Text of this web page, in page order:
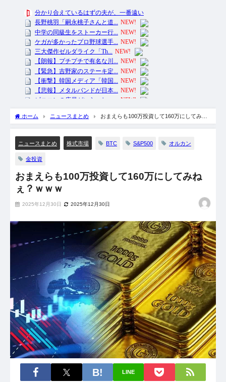
ホーム ニュースまとめ
おまえらも100万投資して160万にしてみね
ニュースまとめ 株式市場 BTC S&P500 オルカン
金投資
おまえらも100万投資して160万にしてみね
ぇ？ｗｗｗ
2025年12月30日 2025年12月30日
LINE